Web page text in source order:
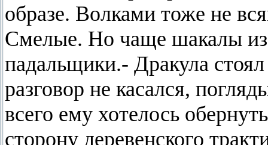
образе. Волками тоже не
Смелые. Но чаще шакалы
падальщики.- Дракула
разговор не касался,
всего ему хотелось
сторону деревенского